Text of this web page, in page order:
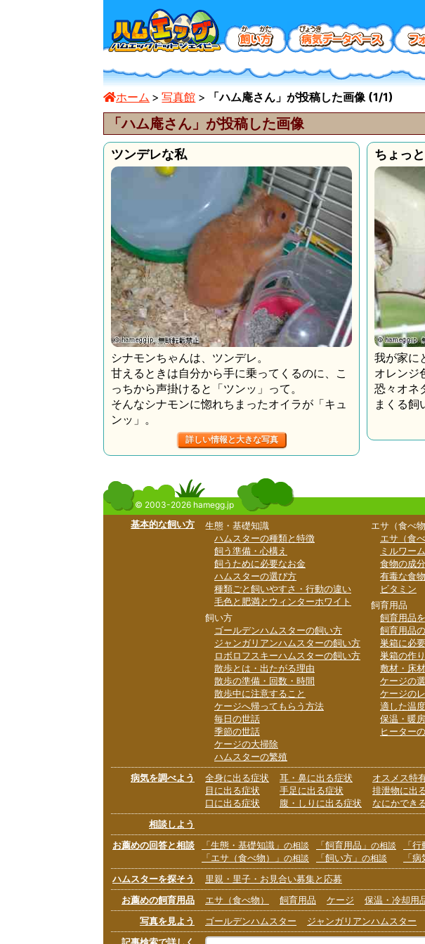
ホーム 写真館 「ハム庵さん」が投稿した画像 (1/1)
「ハム庵さん」が投稿した画像
ツンデレな私
シナモンちゃんは、ツンデレ。
甘えるときは自分から手に乗ってくるのに、こ
っちから声掛けると「ツンッ」って。
そんなシナモンに惚れちまったオイラが「キュ
ンッ」。
詳しい情報と大きな写真
ちょっ
我が家に
オレンジ
恐々オネ
まくる飼
© 2003-2026 hamegg.jp
基本的な飼い方
生態・基礎知識
ハムスターの種類と特徴
飼う準備・心構え
飼うために必要なお金
ハムスターの選び方
種類ごと飼いやすさ・行動の違い
毛色と肥満とウィンターホワイト
飼い方
ゴールデンハムスターの飼い方
ジャンガリアンハムスターの飼い方
ロボロフスキーハムスターの飼い方
散歩とは・出たがる理由
散歩の準備・回数・時間
散歩中に注意すること
ケージへ帰ってもらう方法
毎日の世話
季節の世話
ケージの大掃除
ハムスターの繁殖
エサ（食べ物
エサ（食べ
ミルワーム
食物の成分
有毒な食物
ビタミン
飼育用品
飼育用品
飼育用品
巣箱に必
巣箱の作
敷材・床
ケージの
ケージの
適した温
保温・暖
ヒーター
病気を調べよう
全身に出る症状
目に出る症状
口に出る症状
耳・鼻に出る症状
手足に出る症状
腹・しりに出る症状
オスメス特
排泄物に出
なにかでき
相談しよう
お薦めの回答と相談
「生態・基礎知識」 の相談
「エサ（食べ物）」 の相談
「飼育用品」 の相談
「飼い方」 の相談
「
「
ハムスターを探そう
里親・里子・お見合い募集と応募
お薦めの飼育用品
エサ（食べ物） 飼育用品 ケージ
保温・冷却用
写真を見よう
ゴールデンハムスター ジャンガリアンハムスター